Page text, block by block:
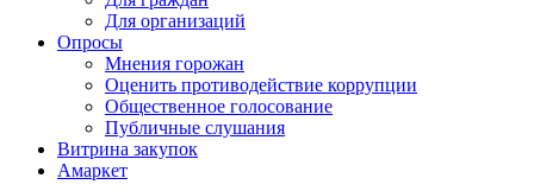
Для организаций
Опросы
Мнения горожан
Оценить противодействие коррупции
Общественное голосование
Публичные слушания
Витрина закупок
Амаркет